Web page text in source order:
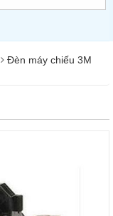
Đèn máy chiếu 3M